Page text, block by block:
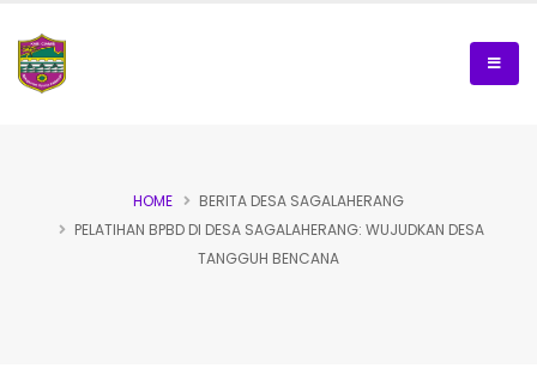
HOME
BERITA DESA SAGALAHERANG
PELATIHAN BPBD DI DESA SAGALAHERANG: WUJUDKAN DESA
TANGGUH BENCANA